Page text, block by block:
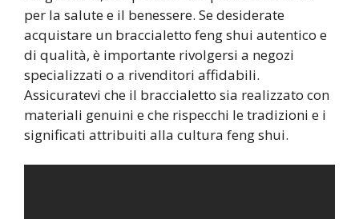
per la salute e il benessere. Se desiderate
acquistare un braccialetto feng shui autentico e
di qualità, è importante rivolgersi a negozi
specializzati o a rivenditori affidabili.
Assicuratevi che il braccialetto sia realizzato con
materiali genuini e che rispecchi le tradizioni e i
significati attribuiti alla cultura feng shui.